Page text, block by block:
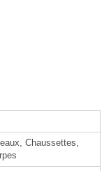
Chaussettes,